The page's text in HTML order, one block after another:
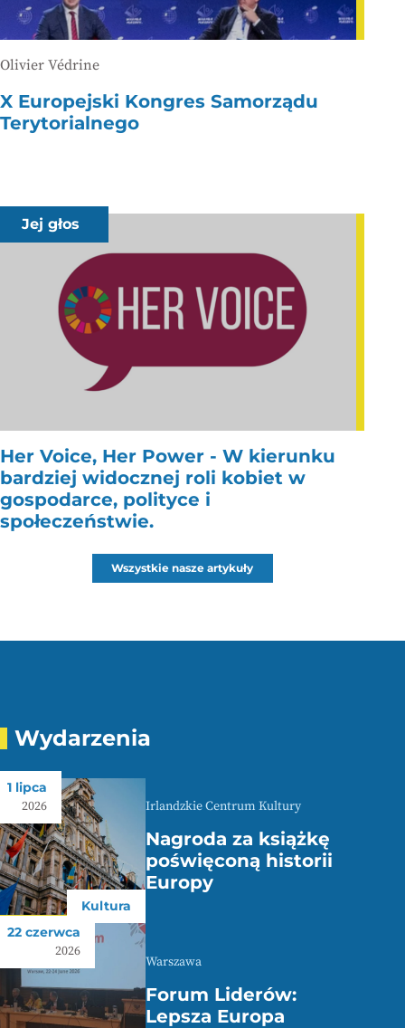
Olivier Védrine
X Europejski Kongres Samorządu
Terytorialnego
Jej głos
Her Voice, Her Power - W kierunku
bardziej widocznej roli kobiet w
gospodarce, polityce i
społeczeństwie.
Wszystkie nasze artykuły
Wydarzenia
1 lipca
2026
Kultura
Irlandzkie Centrum Kultury
Nagroda za książkę
poświęconą historii
Europy
22 czerwca
2026
Warszawa
Forum Liderów:
Lepsza Europa